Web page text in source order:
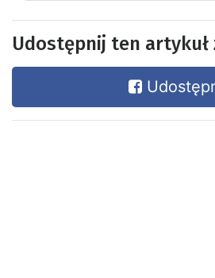
Udostępnij ten artykuł